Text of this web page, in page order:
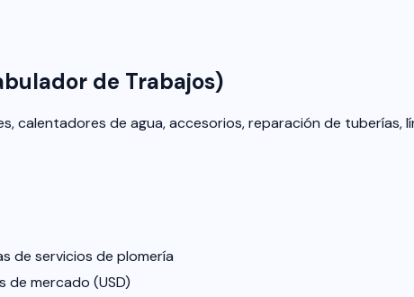
de Trabajos)
calentadores de agua, accesorios, reparación de tuberías,
de servicios de plomería
de mercado (USD)